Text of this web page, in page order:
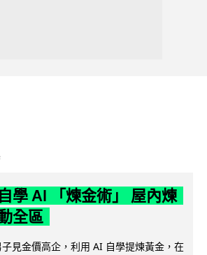
學 AI 「煉金術」 屋內煉
全區
見金價高企，利用 AI 自學提煉黃金，在